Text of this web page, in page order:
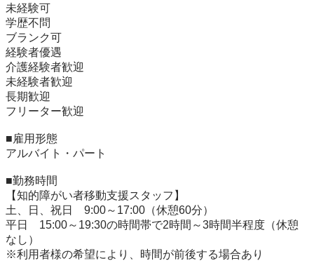
未経験可
学歴不問
ブランク可
経験者優遇
介護経験者歓迎
未経験者歓迎
長期歓迎
フリーター歓迎
■雇用形態
アルバイト・パート
■勤務時間
【知的障がい者移動支援スタッフ】
土、日、祝日　9:00～17:00（休憩60分）
平日　15:00～19:30の時間帯で2時間～3時間半程度（休憩
なし）
※利用者様の希望により、時間が前後する場合あり